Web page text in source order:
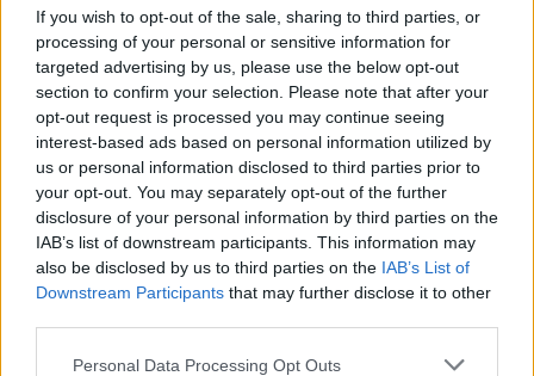
If you wish to opt-out of the sale, sharing to third parties, or
processing of your personal or sensitive information for
targeted advertising by us, please use the below opt-out
section to confirm your selection. Please note that after your
opt-out request is processed you may continue seeing
interest-based ads based on personal information utilized by
us or personal information disclosed to third parties prior to
your opt-out. You may separately opt-out of the further
disclosure of your personal information by third parties on the
IAB’s list of downstream participants. This information may
also be disclosed by us to third parties on the IAB’s List of
Downstream Participants that may further disclose it to other
Please note that this website/app uses one or more Google
Personal Data Processing Opt Outs
AUTORE
AiAdhubMedia